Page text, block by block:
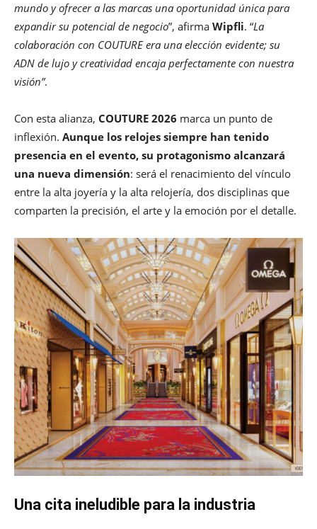
mundo y ofrecer a las marcas una oportunidad única para
expandir su potencial de negocio”, afirma Wipfli. “La
colaboración con COUTURE era una elección evidente; su
ADN de lujo y creatividad encaja perfectamente con nuestra
visión”.
Con esta alianza, COUTURE 2026 marca un punto de
inflexión. Aunque los relojes siempre han tenido
presencia en el evento, su protagonismo alcanzará
una nueva dimensión: será el renacimiento del vínculo
entre la alta joyería y la alta relojería, dos disciplinas que
comparten la precisión, el arte y la emoción por el detalle.
Una cita ineludible para la industria